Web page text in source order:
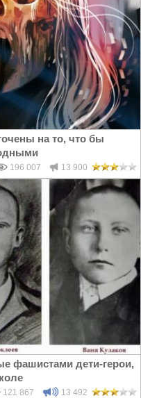
на то, что бы
196 007 13 900
фашистами дети-герои,
121 867 13 492